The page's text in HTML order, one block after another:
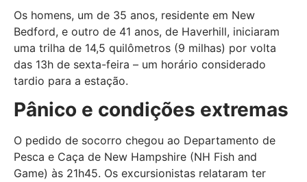
Os homens, um de 35 anos, residente em New
Bedford, e outro de 41 anos, de Haverhill, iniciaram
uma trilha de 14,5 quilômetros (9 milhas) por volta
das 13h de sexta-feira – um horário considerado
tardio para a estação.
Pânico e condições extremas
O pedido de socorro chegou ao Departamento de
Pesca e Caça de New Hampshire (NH Fish and
Game) às 21h45. Os excursionistas relataram ter